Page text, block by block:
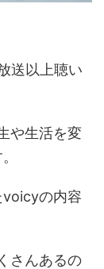
送以上聴い
や生活を変
voicyの内容
さんあるの